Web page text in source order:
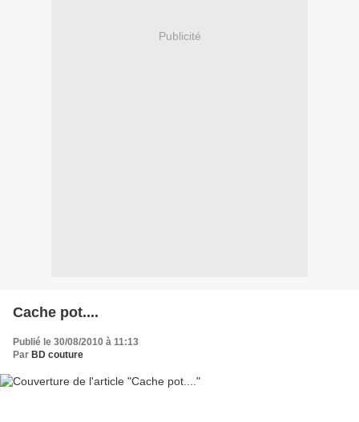
Publicité
Cache pot....
Publié le 30/08/2010 à 11:13
Par BD couture